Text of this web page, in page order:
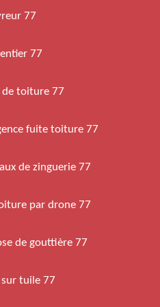
77
77
toiture 77
fuite toiture 77
de zinguerie 77
par drone 77
de gouttière 77
tuile 77